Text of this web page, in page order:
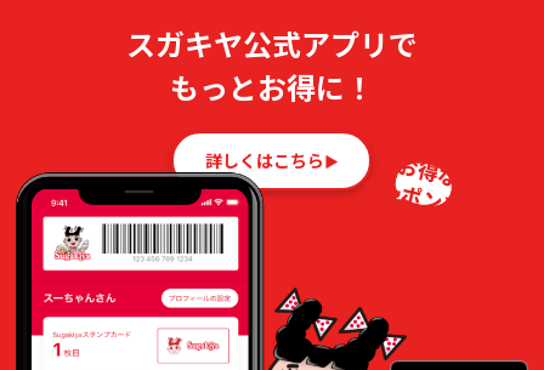
スガキヤ公式アプリで
もっとお得に！
詳しくはこちら お得な
クーポンも！